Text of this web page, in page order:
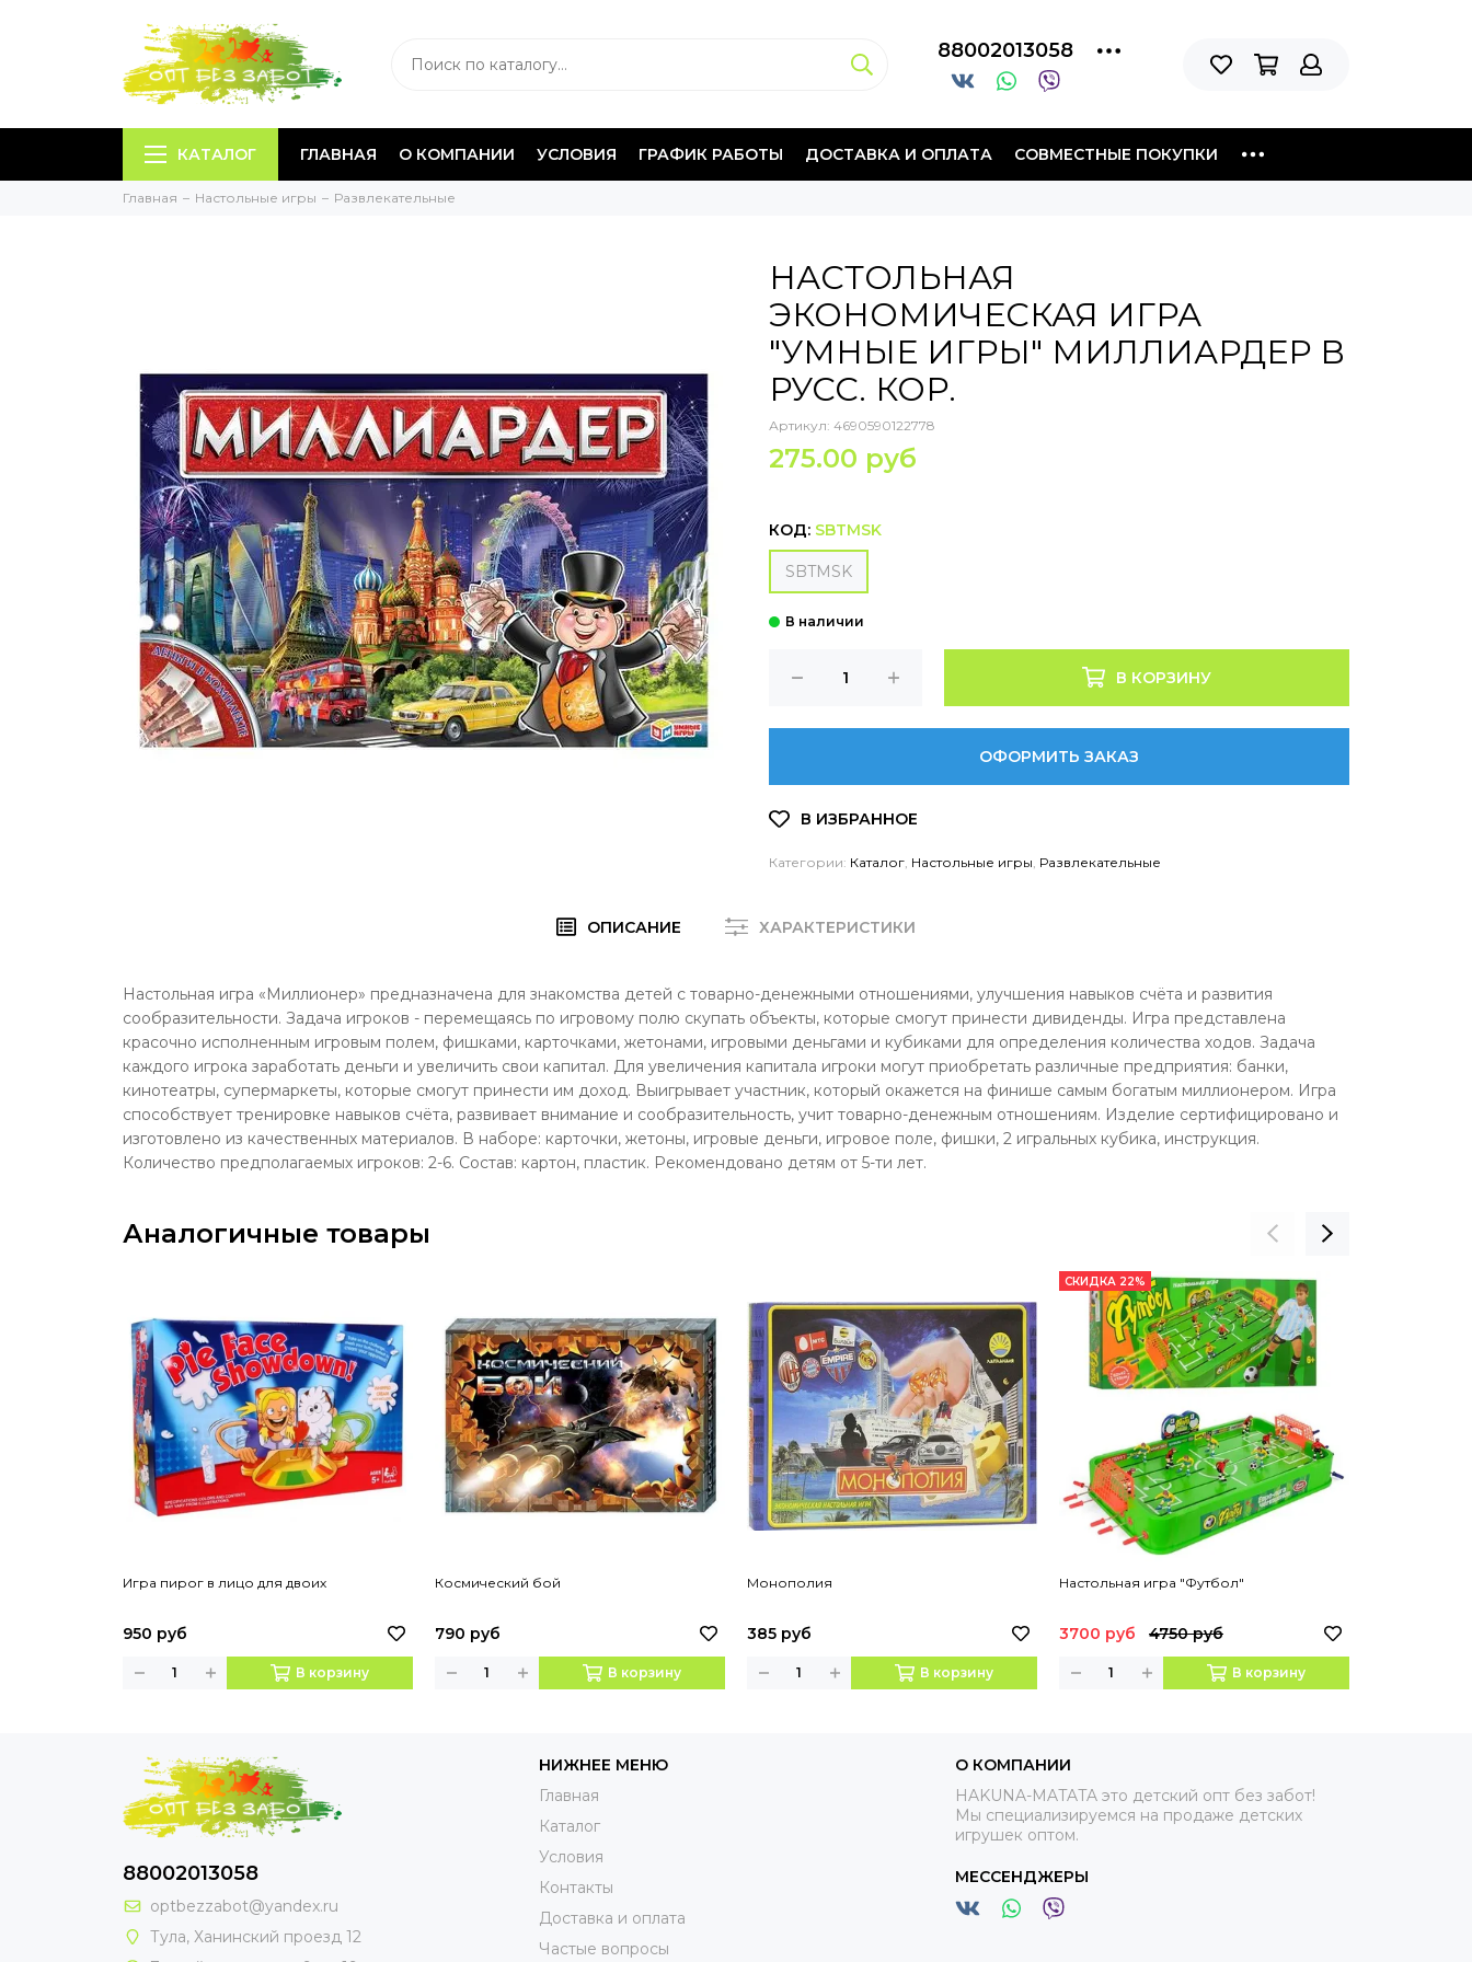
88002013058
КАТАЛОГ ГЛАВНАЯ О КОМПАНИИ УСЛОВИЯ ГРАФИК РАБОТЫ ДОСТАВКА И ОПЛАТА СОВМЕСТНЫЕ ПОКУПКИ
Главная Настольные игры Развлекательные
НАСТОЛЬНАЯ
ЭКОНОМИЧЕСКАЯ ИГРА
"УМНЫЕ ИГРЫ" МИЛЛИАРДЕР В
РУСС. КОР.
Артикул: 4690590122778
275.00 руб
КОД: SBTMSK
SBTMSK
В КОРЗИНУ
ОФОРМИТЬ ЗАКАЗ
Категории: Каталог Настольные игры Развлекательные
ОПИСАНИЕ ХАРАКТЕРИСТИКИ
Настольная игра «Миллионер» предназначена для знакомства детей с товарно-денежными отношениями, улучшения навыков счёта и развития
сообразительности. Задача игроков - перемещаясь по игровому полю скупать объекты, которые смогут принести дивиденды. Игра представлена
красочно исполненным игровым полем, фишками, карточками, жетонами, игровыми деньгами и кубиками для определения количества ходов. Задача
каждого игрока заработать деньги и увеличить свои капитал. Для увеличения капитала игроки могут приобретать различные предприятия: банки,
кинотеатры, супермаркеты, которые смогут принести им доход. Выигрывает участник, который окажется на финише самым богатым миллионером. Игра
способствует тренировке навыков счёта, развивает внимание и сообразительность, учит товарно-денежным отношениям. Изделие сертифицировано и
изготовлено из качественных материалов. В наборе: карточки, жетоны, игровые деньги, игровое поле, фишки, 2 игральных кубика, инструкция.
Количество предполагаемых игроков: 2-6. Состав: картон, пластик. Рекомендовано детям от 5-ти лет.
Аналогичные товары
Игра пирог в лицо для двоих
950 руб
В корзину
Космический бой
790 руб
В корзину
Монополия
385 руб
В корзину
СКИДКА 22%
Настольная игра "Футбол"
3700 руб 4750 руб
В корзину
88002013058
optbezzabot@yandex.ru
Тула, Ханинский проезд 12
НИЖНЕЕ МЕНЮ
Главная
Каталог
Условия
Контакты
Доставка и оплата
Частые вопросы
О КОМПАНИИ
HAKUNA-MATATA это детский опт без забот!
Мы специализируемся на продаже детских
игрушек оптом.
МЕССЕНДЖЕРЫ